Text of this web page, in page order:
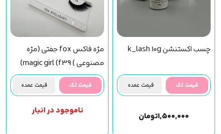
چسب اکستنشن k_lash 10g
قیمت تک قیمت عمده
۱,۵۰۰,۰۰۰تومان
مژه فاکس fox جفتی (مژه
مصنوعی ) magic girl (f39)
مجیک گرل
قیمت تک قیمت عمده
ناموجود در انبار